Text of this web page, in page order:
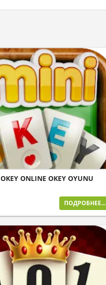
ONLINE OKEY OYUNU
ПОДРОБНЕЕ...